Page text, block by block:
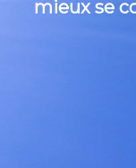
mieux se